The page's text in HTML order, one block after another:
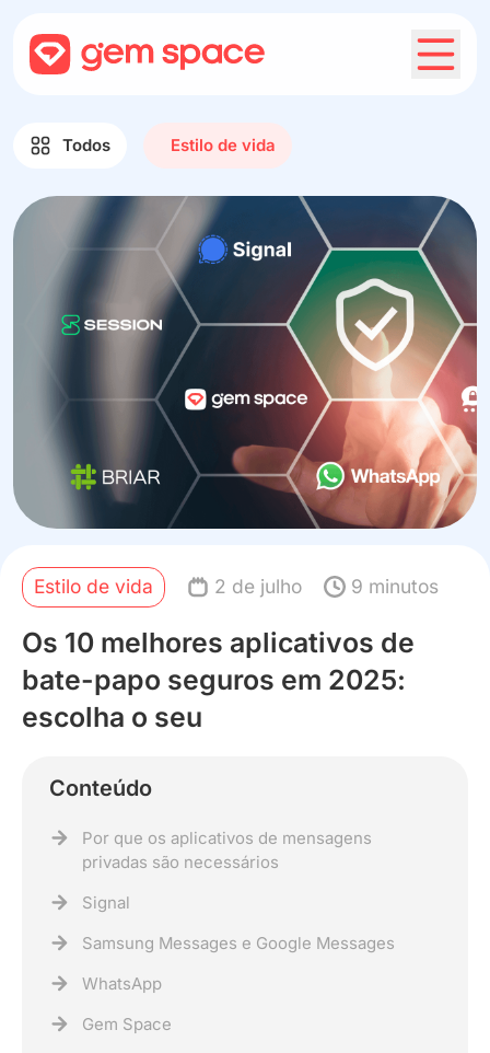
Todos Estilo de vida
Estilo de vida 2 de julho 9 minutos
Os 10 melhores aplicativos de
bate-papo seguros em 2025:
escolha o seu
Conteúdo
Por que os aplicativos de mensagens
privadas são necessários
Signal
Samsung Messages e Google Messages
WhatsApp
Gem Space